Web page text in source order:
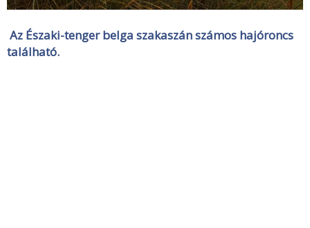
Az Északi-tenger belga szakaszán számos hajóroncs
található.